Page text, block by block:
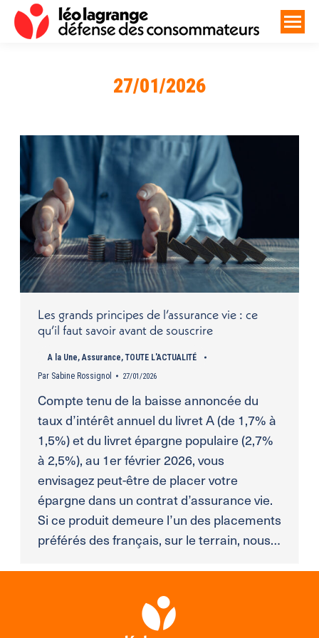
27/01/2026
Les grands principes de l’assurance vie : ce
qu’il faut savoir avant de souscrire
A la Une, Assurance,TOUTE L'ACTUALITÉ
Par Sabine Rossignol 27/01/2026
Compte tenu de la baisse annoncée du
taux d’intérêt annuel du livret A (de 1,7% à
1,5%) et du livret épargne populaire (2,7%
à 2,5%), au 1er février 2026, vous
envisagez peut-être de placer votre
épargne dans un contrat d’assurance vie.
Si ce produit demeure l’un des placements
préférés des français, sur le terrain, nous…